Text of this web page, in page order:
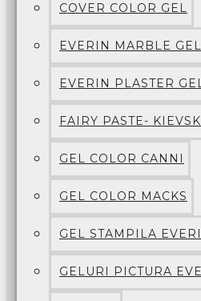
COVER COLOR GEL
EVERIN MARBLE GEL
EVERIN PLASTER
FAIRY PASTE-
GEL COLOR CANNI
GEL COLOR MACKS
GEL STAMPILA
GELURI PICTURA